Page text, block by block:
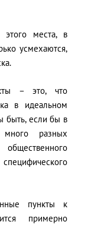
этого места, в
усмехаются,
– это, что
в идеальном
быть, если бы в
разных
специфического
пункты к
примерно